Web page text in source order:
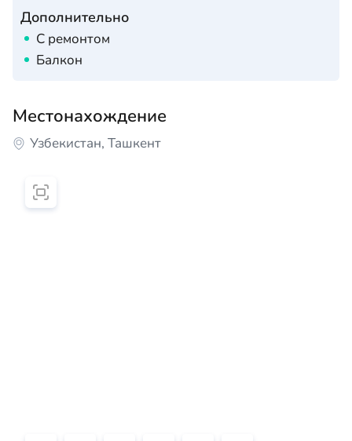
Дополнительно
С ремонтом
Балкон
Местонахождение
Узбекистан, Ташкент